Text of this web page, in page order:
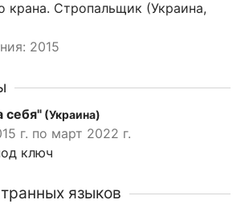
крана. Стропальщик (Украина,
2015
себя" (Украина)
г. по март 2022 г.
ключ
языков